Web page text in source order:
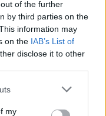
of the further
by third parties on the
information may
on the IAB’s List of
disclose it to other
one or more Google
You may click to
my